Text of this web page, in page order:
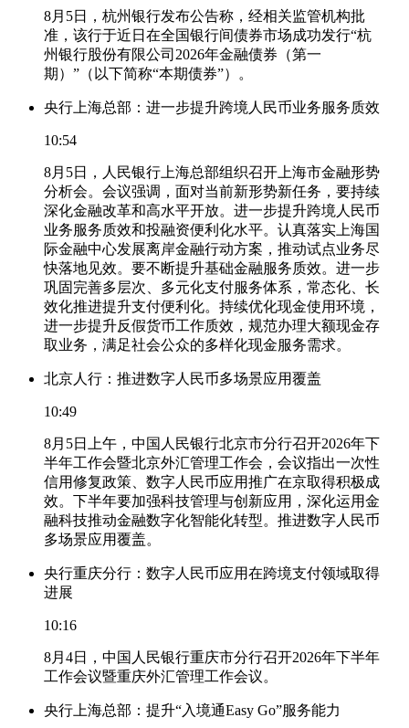
8月5日，杭州银行发布公告称，经相关监管机构批
准，该行于近日在全国银行间债券市场成功发行“杭
州银行股份有限公司2026年金融债券（第一
期）”（以下简称“本期债券”）。
央行上海总部：进一步提升跨境人民币业务服务质效
10:54
8月5日，人民银行上海总部组织召开上海市金融形势
分析会。会议强调，面对当前新形势新任务，要持续
深化金融改革和高水平开放。进一步提升跨境人民币
业务服务质效和投融资便利化水平。认真落实上海国
际金融中心发展离岸金融行动方案，推动试点业务尽
快落地见效。要不断提升基础金融服务质效。进一步
巩固完善多层次、多元化支付服务体系，常态化、长
效化推进提升支付便利化。持续优化现金使用环境，
进一步提升反假货币工作质效，规范办理大额现金存
取业务，满足社会公众的多样化现金服务需求。
北京人行：推进数字人民币多场景应用覆盖
10:49
8月5日上午，中国人民银行北京市分行召开2026年下
半年工作会暨北京外汇管理工作会，会议指出一次性
信用修复政策、数字人民币应用推广在京取得积极成
效。下半年要加强科技管理与创新应用，深化运用金
融科技推动金融数字化智能化转型。推进数字人民币
多场景应用覆盖。
央行重庆分行：数字人民币应用在跨境支付领域取得
进展
10:16
8月4日，中国人民银行重庆市分行召开2026年下半年
工作会议暨重庆外汇管理工作会议。
央行上海总部：提升“入境通Easy Go”服务能力